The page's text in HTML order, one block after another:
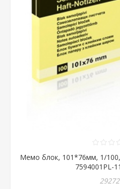
Мемо блок, 101*76мм, 1/100,
7594001PL-